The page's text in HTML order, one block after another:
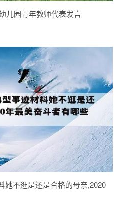
儿园青年教师代表发言
她不逛是还是合格的母亲,2020